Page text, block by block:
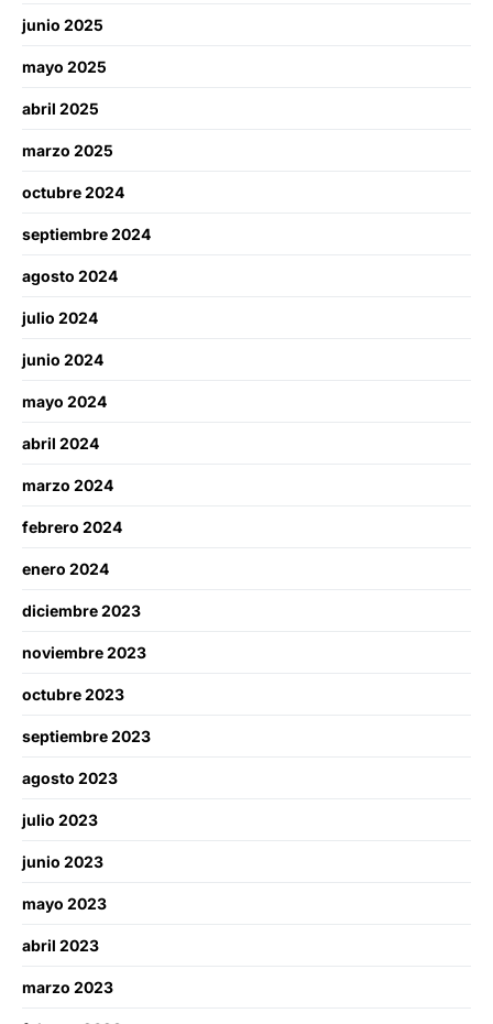
junio 2025
mayo 2025
abril 2025
marzo 2025
octubre 2024
septiembre 2024
agosto 2024
julio 2024
junio 2024
mayo 2024
abril 2024
marzo 2024
febrero 2024
enero 2024
diciembre 2023
noviembre 2023
octubre 2023
septiembre 2023
agosto 2023
julio 2023
junio 2023
mayo 2023
abril 2023
marzo 2023